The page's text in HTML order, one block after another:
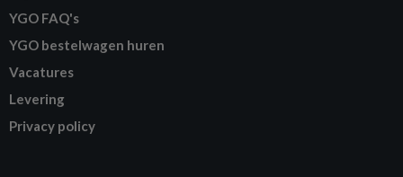
YGO FAQ's
YGO bestelwagen huren
Vacatures
Levering
Privacy policy